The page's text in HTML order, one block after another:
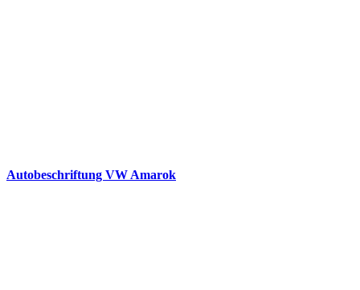
Autobeschriftung VW Amarok